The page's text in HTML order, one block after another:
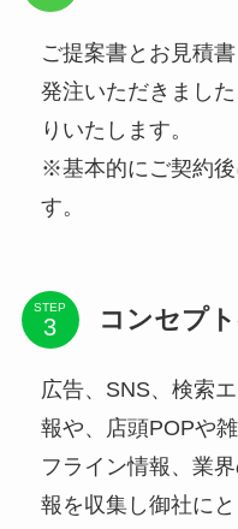
ご提案書とお見積
発注いただきまし
りいたします。
※基本的にご契約後
す。
STEP コンセプ
広告、SNS、検索
報や、店頭POPや
フライン情報、業
報を収集し御社に